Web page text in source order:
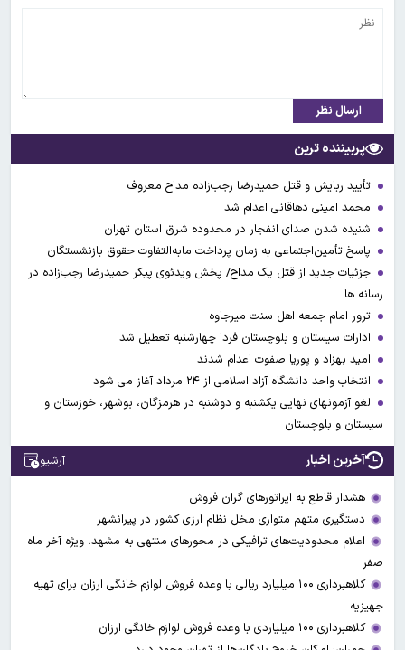
ارسال نظر
پربیننده ترین
تأیید ربایش و قتل حمیدرضا رجب‌زاده مداح معروف
محمد امینی دهاقانی اعدام شد
شنیده شدن صدای انفجار در محدوده شرق استان تهران
پاسخ تأمین‌اجتماعی به زمان پرداخت مابه‌التفاوت حقوق بازنشستگان
جزئیات جدید از قتل یک مداح/ پخش ویدئوی پیکر حمیدرضا رجب‌زاده در
رسانه ها
ترور امام جمعه اهل سنت میرجاوه
ادارات سیستان و بلوچستان فردا چهارشنبه تعطیل شد
امید بهزاد و پوریا صفوت اعدام شدند
انتخاب واحد دانشگاه آزاد اسلامی از ۲۴ مرداد آغاز می شود
لغو آزمونهای نهایی یکشنبه و دوشنبه در هرمزگان، بوشهر، خوزستان و
سیستان و بلوچستان
آخرین اخبار آرشیو
هشدار قاطع به اپراتورهای گران فروش
دستگیری متهم متواری مخل نظام ارزی کشور در پیرانشهر
اعلام محدودیت‌های ترافیکی در محورهای منتهی به مشهد، ویژه آخر ماه
صفر
کلاهبرداری ۱۰۰ میلیارد ریالی با وعده فروش لوازم خانگی ارزان برای تهیه
جهیزیه
کلاهبرداری ۱۰۰ میلیاردی با وعده فروش لوازم خانگی ارزان